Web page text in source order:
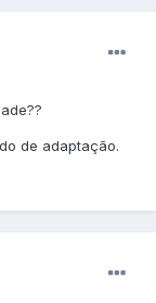
de adaptação.